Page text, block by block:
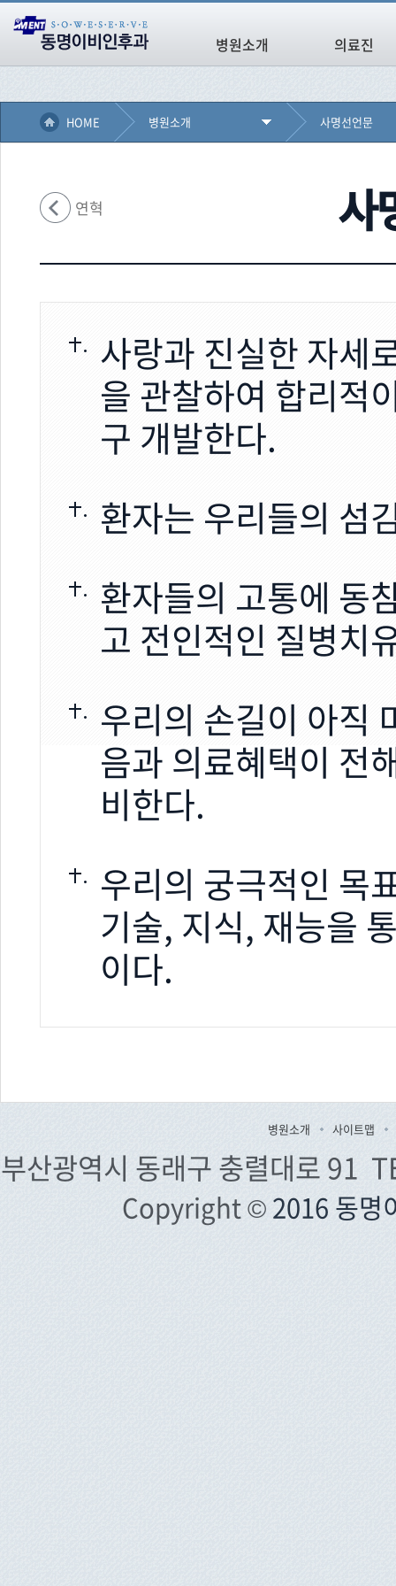
병원소개 의료진
HOME 병원소개 사명선언문
사
연혁
사랑과 진실한 자세
을 관찰하여 합리적
구 개발한다.
환자는 우리들의 섬
환자들의 고통에 동
고 전인적인 질병치
우리의 손길이 아직
음과 의료혜택이 전
비한다.
우리의 궁극적인 목
기술, 지식, 재능을
이다.
병원소개 사이트맵
부산광역시 동래구 충렬대로
Copyright ©2016 동명